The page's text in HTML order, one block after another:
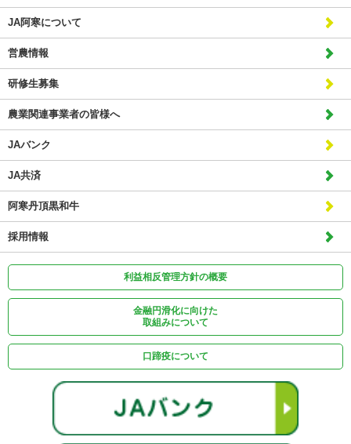
JA阿寒について
営農情報
研修生募集
農業関連事業者の皆様へ
JAバンク
JA共済
阿寒丹頂黒和牛
採用情報
利益相反管理方針の概要
金融円滑化に向けた
取組みについて
口蹄疫について